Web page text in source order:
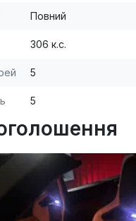
BMW! ! ! За
гумові коврики.
Повний
306 к.с.
5
5